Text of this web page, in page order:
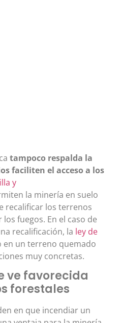
tampoco respalda la
faciliten el acceso a los
y
la minería en suelo
recalificar los terrenos
fuegos. En el caso de
recalificación, la ley de
en un terreno quemado
muy concretas.
ve favorecida
forestales
en que incendiar un